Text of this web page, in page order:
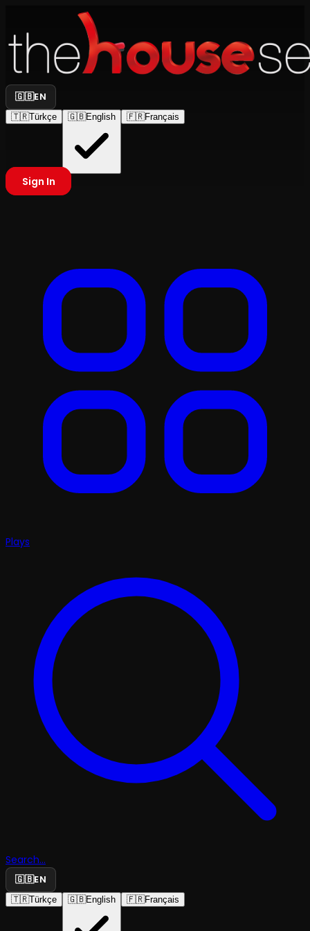
🇬🇧EN
🇹🇷Türkçe 🇬🇧English 🇫🇷Français
Sign In
Plays
Search...
🇬🇧EN
🇹🇷Türkçe 🇬🇧English 🇫🇷Français